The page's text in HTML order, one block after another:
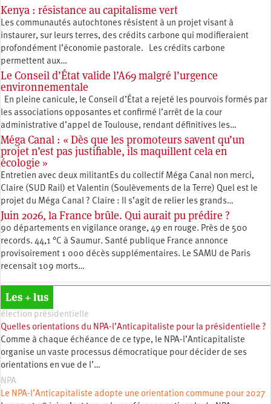
Kenya : résistance au capitalisme vert
Les communautés autochtones résistent à un projet visant à
instaurer, sur leurs terres, des crédits carbone qui modifieraient
profondément l’économie pastorale. Les crédits carbone
permettent aux…
Le Conseil d’État valide l’A69 malgré l’urgence
environnementale
En pleine canicule, le Conseil d’État a rejeté les pourvois formés par
les associations opposantes et confirmé l’arrêt de la cour
administrative d’appel de Toulouse, rendant définitives les…
Méga Canal : « Dès que les promoteurs savent qu’un
projet n’est pas justifiable, ils maquillent cela en
écologie »
Entretien avec deux militantEs du collectif Méga Canal non merci,
Claire (SUD Rail) et Valentin (Soulèvements de la Terre) Quel est le
projet du Méga Canal ? Claire : Il s’agit de relier les grands…
Juin 2026, la France brûle. Qui aurait pu prédire ?
90 départements en vigilance orange, 49 en rouge. Près de 500
records. 44,1 °C à Saumur. Santé publique France annonce
provisoirement 1 000 décès supplémentaires. Le SAMU de Paris
recensait 109 morts…
Les + lus
élection présidentielle
Quelles orientations du NPA-l’Anticapitaliste pour la présidentielle ?
Comme à chaque échéance de ce type, le NPA-l’Anticapitaliste
organise un vaste processus démocratique pour décider de ses
orientations en vue de l’…
NPA
Le NPA-l’Anticapitaliste adopte une orientation commune pour 2027